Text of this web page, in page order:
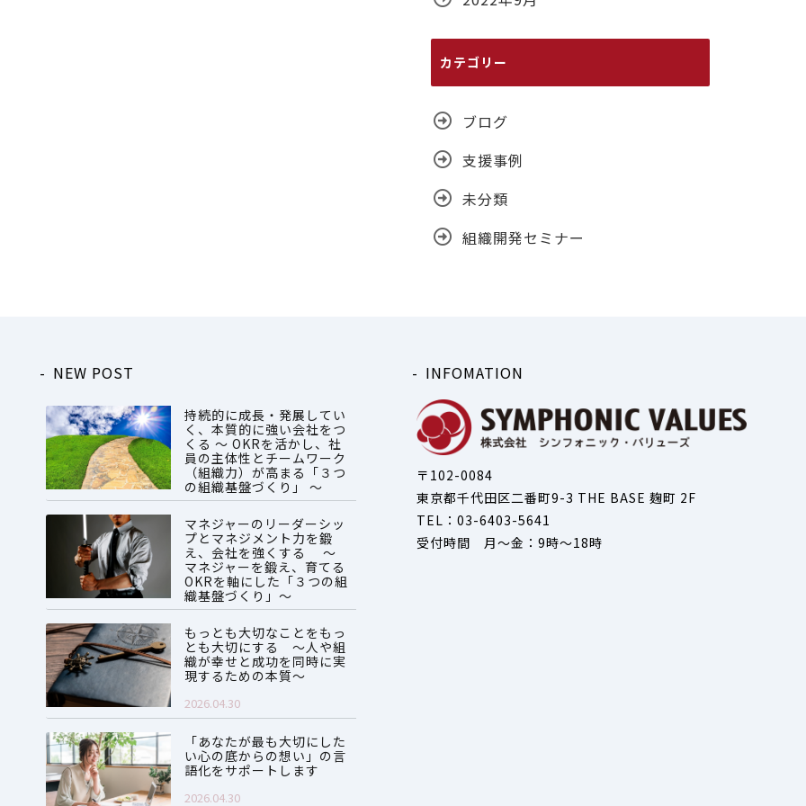
カテゴリー
ブログ
支援事例
未分類
組織開発セミナー
NEW POST
持続的に成長・発展してい
く、本質的に強い会社をつ
くる ～ OKRを活かし、社
員の主体性とチームワーク
（組織力）が高まる「３つ
の組織基盤づくり」 ～
2026.07.28
マネジャーのリーダーシッ
プとマネジメント力を鍛
え、会社を強くする ～
マネジャーを鍛え、育てる
OKRを軸にした「３つの組
織基盤づくり」～
2026.06.08
もっとも大切なことをもっ
とも大切にする ～人や組
織が幸せと成功を同時に実
現するための本質～
2026.04.30
「あなたが最も大切にした
い心の底からの想い」の言
語化をサポートします
2026.04.30
INFOMATION
〒102-0084
東京都千代田区二番町9-3 THE BASE 麹町 2F
TEL：03-6403-5641
受付時間 月～金：9時～18時